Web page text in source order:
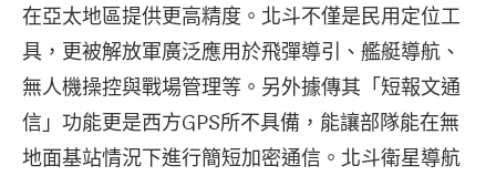
在亞太地區提供更高精度。北斗不僅是民用定位工
具，更被解放軍廣泛應用於飛彈導引、艦艇導航、
無人機操控與戰場管理等。另外據傳其「短報文通
信」功能更是西方GPS所不具備，能讓部隊能在無
地面基站情況下進行簡短加密通信。北斗衛星導航